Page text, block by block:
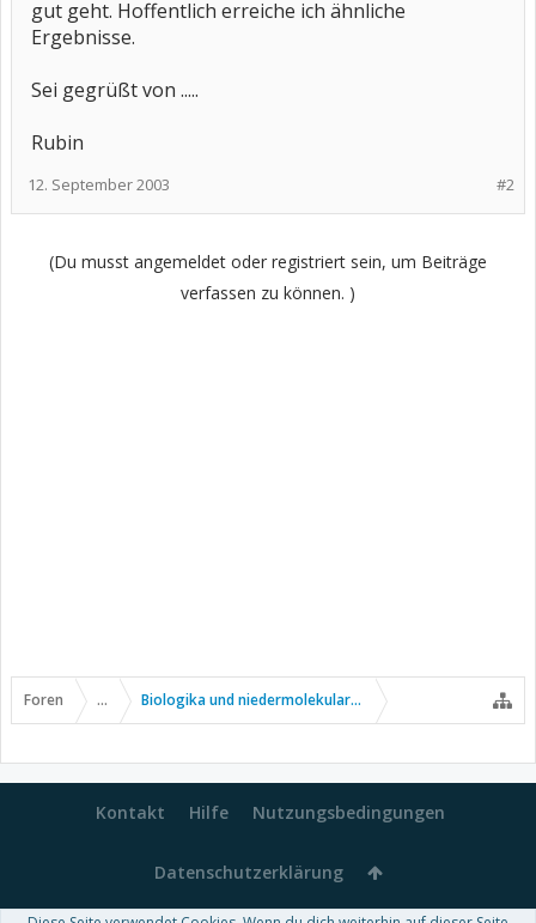
gut geht. Hoffentlich erreiche ich ähnliche
Ergebnisse.
Sei gegrüßt von .....
Rubin
#2
12. September 2003
(Du musst angemeldet oder registriert sein, um Beiträge
verfassen zu können. )
Foren ... Biologika und niedermolekulare Wirkstoffe
Kontakt Hilfe Nutzungsbedingungen
Datenschutzerklärung